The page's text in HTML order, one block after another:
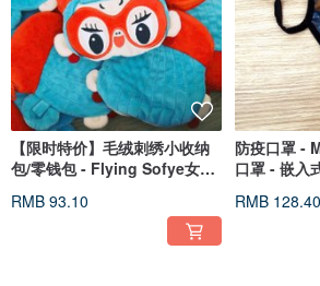
【限时特价】毛绒刺绣小收纳
包/零钱包 - Flying Sofye女飞
RMB 93.10
防疫口罩 -
口罩 - 嵌入
RMB 128.40